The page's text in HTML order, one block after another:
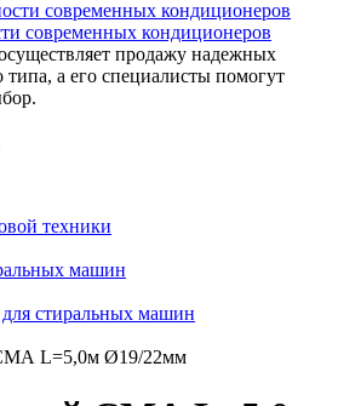
современных кондиционеров
продажу надежных
типа, а его специалисты помогут
техники
машин
стиральных машин
L=5,0м Ø19/22мм